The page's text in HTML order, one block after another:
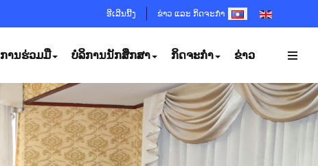
ອີເລີນນີ້ງ ຂ່າວ ແລະ ກິດຈະກຳSELECT YOUR
ການຮ່ວມມື ບໍລິການນັກສຶກສາ ກິດຈະກຳ ຂ່າວ